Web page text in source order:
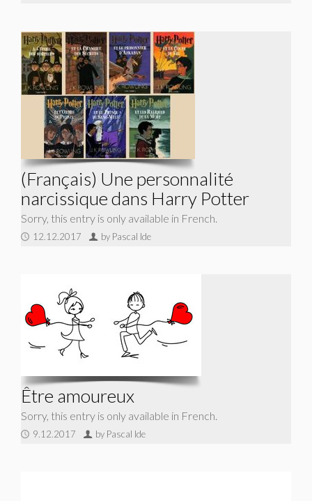
(Français) Une personnalité
narcissique dans Harry Potter
Sorry, this entry is only available in French.
12.12.2017 by Pascal Ide
Être amoureux
Sorry, this entry is only available in French.
9.12.2017 by Pascal Ide